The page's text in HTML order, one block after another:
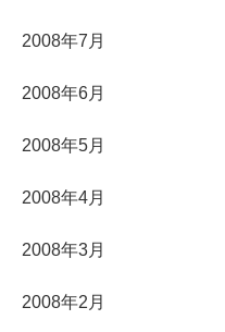
2008年7月
2008年6月
2008年5月
2008年4月
2008年3月
2008年2月